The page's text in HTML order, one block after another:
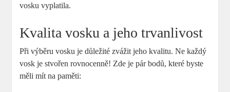
vosku vyplatila.
Kvalita ​vosku a jeho trvanlivost
Při výběru vosku je důležité zvážit​ jeho kvalitu. Ne každý
vosk je ⁤stvořen⁤ rovnocenně!⁣ Zde je pár bodů, které⁣ byste
měli mít na paměti: